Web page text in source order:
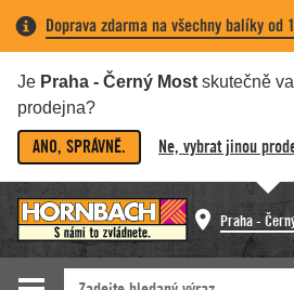
Doprava zdarma na všechny balíky od
Je Praha - Černý Most skutečně
prodejna?
ANO, SPRÁVNĚ. Ne, vybrat jinou
Praha -